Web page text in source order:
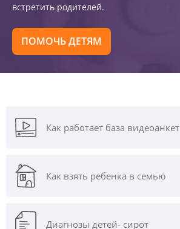
встретить родителей.
ПОМОЧЬ ДЕТЯМ
Как работает база видеоанкет
Как взять ребенка в семью
Диагнозы детей- сирот